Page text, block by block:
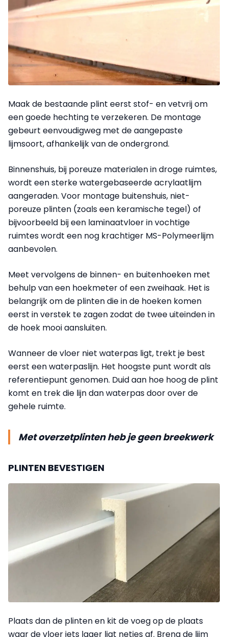
Maak de bestaande plint eerst stof- en vetvrij om
een goede hechting te verzekeren. De montage
gebeurt eenvoudigweg met de aangepaste
lijmsoort, afhankelijk van de ondergrond.
Binnenshuis, bij poreuze materialen in droge ruimtes,
wordt een sterke watergebaseerde acrylaatlijm
aangeraden. Voor montage buitenshuis, niet-
poreuze plinten (zoals een keramische tegel) of
bijvoorbeeld bij een laminaatvloer in vochtige
ruimtes wordt een nog krachtiger MS-Polymeerlijm
aanbevolen.
Meet vervolgens de binnen- en buitenhoeken met
behulp van een hoekmeter of een zweihaak. Het is
belangrijk om de plinten die in de hoeken komen
eerst in verstek te zagen zodat de twee uiteinden in
de hoek mooi aansluiten.
Wanneer de vloer niet waterpas ligt, trekt je best
eerst een waterpaslijn. Het hoogste punt wordt als
referentiepunt genomen. Duid aan hoe hoog de plint
komt en trek die lijn dan waterpas door over de
gehele ruimte.
Met overzetplinten heb je geen breekwerk
PLINTEN BEVESTIGEN
Plaats dan de plinten en kit de voeg op de plaats
waar de vloer iets lager ligt netjes af. Breng de lijm